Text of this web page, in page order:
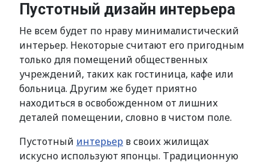
Пустотный дизайн интерьера
Не всем будет по нраву минималистический
интерьер. Некоторые считают его пригодным
только для помещений общественных
учреждений, таких как гостиница, кафе или
больница. Другим же будет приятно
находиться в освобожденном от лишних
деталей помещении, словно в чистом поле.
Пустотный интерьер в своих жилищах
искусно используют японцы. Традиционную